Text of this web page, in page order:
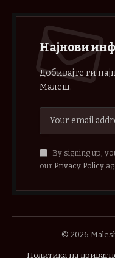
Најнови
Добивајте ги
Малеш.
By signing up,
our Privacy Policy
© 2026
Политика на